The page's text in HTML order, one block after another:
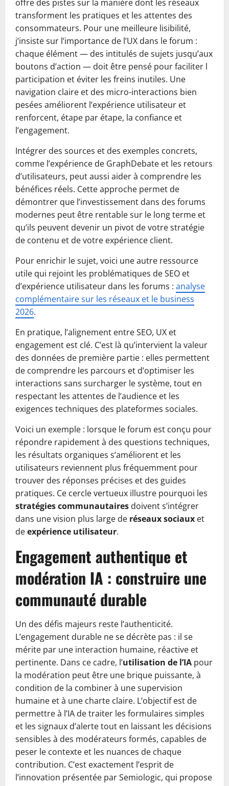
offre des pistes sur la manière dont les réseaux
transforment les pratiques et les attentes des
consommateurs. Pour une meilleure lisibilité,
j’insiste sur l’importance de l’UX dans le forum :
chaque élément — des intitulés de sujets jusqu’aux
boutons d’action — doit être pensé pour faciliter l
participation et éviter les freins inutiles. Une
navigation claire et des micro-interactions bien
pesées améliorent l’expérience utilisateur et
renforcent, étape par étape, la confiance et
l’engagement.
Intégrer des sources et des exemples concrets,
comme l’expérience de GraphDebate et les retours
d’utilisateurs, peut aussi aider à comprendre les
bénéfices réels. Cette approche permet de
démontrer que l’investissement dans des forums
modernes peut être rentable sur le long terme et
qu’ils peuvent devenir un pivot de votre stratégie
de contenu et de votre expérience client.
Pour enrichir le sujet, voici une autre ressource
utile qui rejoint les problématiques de SEO et
d’expérience utilisateur dans les forums : analyse
complémentaire sur les réseaux et le business
2026.
En pratique, l’alignement entre SEO, UX et
engagement est clé. C’est là qu’intervient la valeur
des données de première partie : elles permettent
de comprendre les parcours et d’optimiser les
interactions sans surcharger le système, tout en
respectant les attentes de l’audience et les
exigences techniques des plateformes sociales.
Voici un exemple : lorsque le forum est conçu pour
répondre rapidement à des questions techniques,
les résultats organiques s’améliorent et les
utilisateurs reviennent plus fréquemment pour
trouver des réponses précises et des guides
pratiques. Ce cercle vertueux illustre pourquoi les
stratégies communautaires doivent s’intégrer
dans une vision plus large de réseaux sociaux et
deexpérience utilisateur.
Engagement authentique et
modération IA : construire une
communauté durable
Un des défis majeurs reste l’authenticité.
L’engagement durable ne se décrète pas : il se
mérite par une interaction humaine, réactive et
pertinente. Dans ce cadre, l’utilisation de l’IA pour
la modération peut être une brique puissante, à
condition de la combiner à une supervision
humaine et à une charte claire. L’objectif est de
permettre à l’IA de traiter les formulaires simples
et les signaux d’alerte tout en laissant les décisions
sensibles à des modérateurs formés, capables de
peser le contexte et les nuances de chaque
contribution. C’est exactement l’esprit de
l’innovation présentée par Semiologic, qui propose